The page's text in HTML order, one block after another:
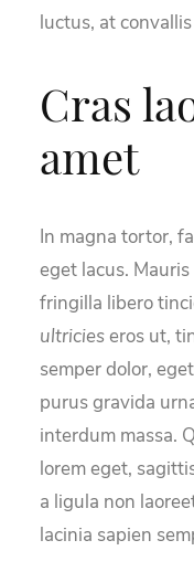
luctus, at
Cras
amet
In magna tortor,
eget lacus.
fringilla libero
ultricieseros ut,
semper dolor,
purus gravida
interdum massa.
lorem eget,
a ligula non
lacinia sapien